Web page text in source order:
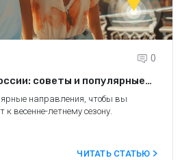
0
советы и популярные
на весну и лето
направления, чтобы вы
к весенне-летнему сезону.
ЧИТАТЬ СТАТЬЮ